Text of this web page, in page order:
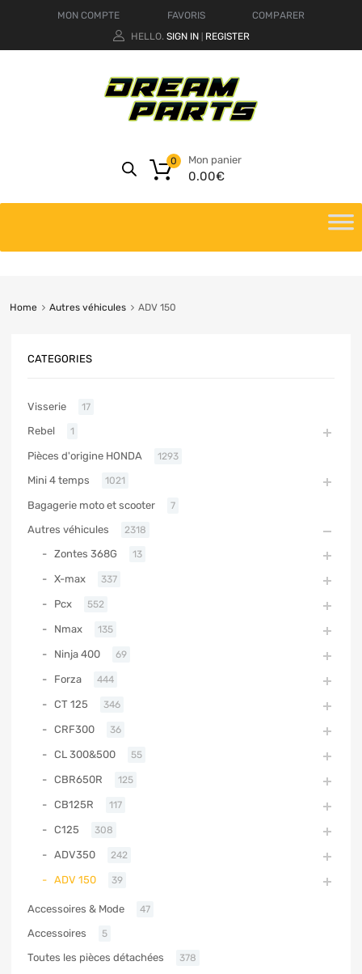
MON COMPTE FAVORIS
COMPARER
HELLO. SIGN IN REGISTER
Mon panier
0.00€
0
Home Autres véhicules ADV 150
CATEGORIES
Visserie 17
Rebel 1
Pièces d'origine HONDA 1293
Mini 4 temps 1021
Bagagerie moto et scooter 7
Autres véhicules 2318
Zontes 368G 13
X-max 337
Pcx 552
Nmax 135
Ninja 400 69
Forza 444
CT 125 346
CRF300 36
CL 300&500 55
CBR650R 125
CB125R 117
C125 308
ADV350 242
ADV 150 39
Accessoires & Mode 47
Accessoires 5
Toutes les pièces détachées 378